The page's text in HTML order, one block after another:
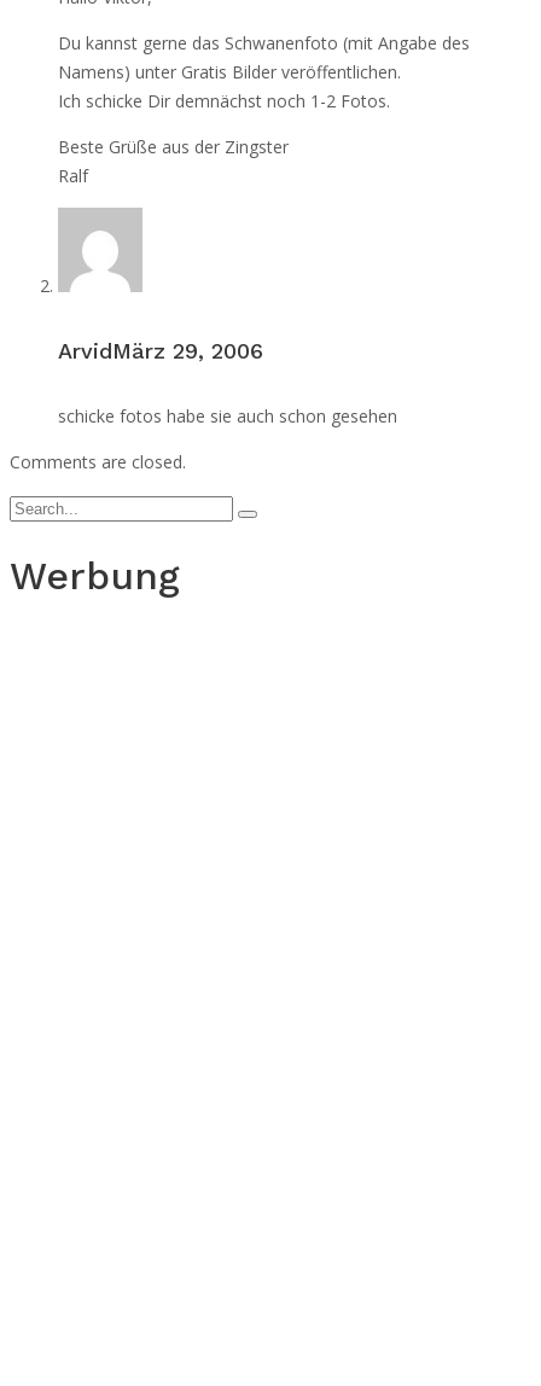
Du kannst gerne das Schwanenfoto (mit Angabe des
Namens) unter Gratis Bilder veröffentlichen.
Ich schicke Dir demnächst noch 1-2 Fotos.
Beste Grüße aus der Zingster
Ralf
ArvidMärz 29, 2006
schicke fotos habe sie auch schon gesehen
Comments are closed.
Werbung